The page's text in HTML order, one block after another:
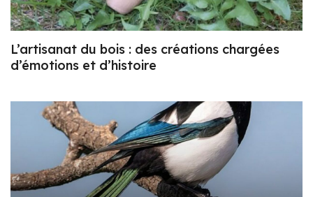
L’artisanat du bois : des créations chargées
d’émotions et d’histoire